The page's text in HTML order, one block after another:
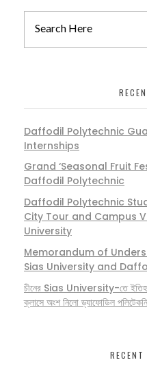
Daffodil Polytechnic
Internships
Grand ‘Seasonal Fruit
Daffodil Polytechnic
Daffodil Polytechnic
City Tour and Campus
University
Memorandum of
Sias University and
চীনের Sias University-তে
ক্লাসে অংশ নিলো ড্যাফোডিল
RECENT